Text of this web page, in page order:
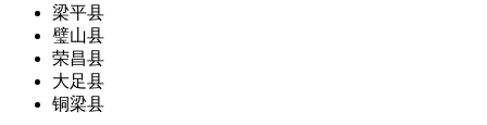
梁平县
璧山县
荣昌县
大足县
铜梁县